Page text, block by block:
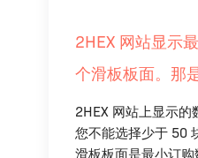
2HEX 网站显示
个滑板板面。那
2HEX 网站上显示
您不能选择少于 50
滑板板面是最小订